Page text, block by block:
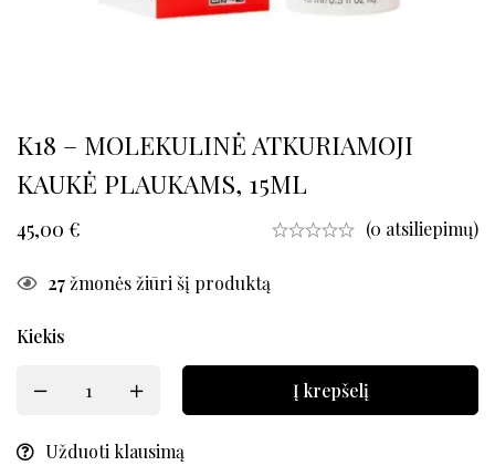
K18 – MOLEKULINĖ ATKURIAMOJI
KAUKĖ PLAUKAMS, 15ML
45,00 € (0 atsiliepimų)
27žmonės žiūri šį produktą
Kiekis
Į krepšelį
Užduoti klausimą